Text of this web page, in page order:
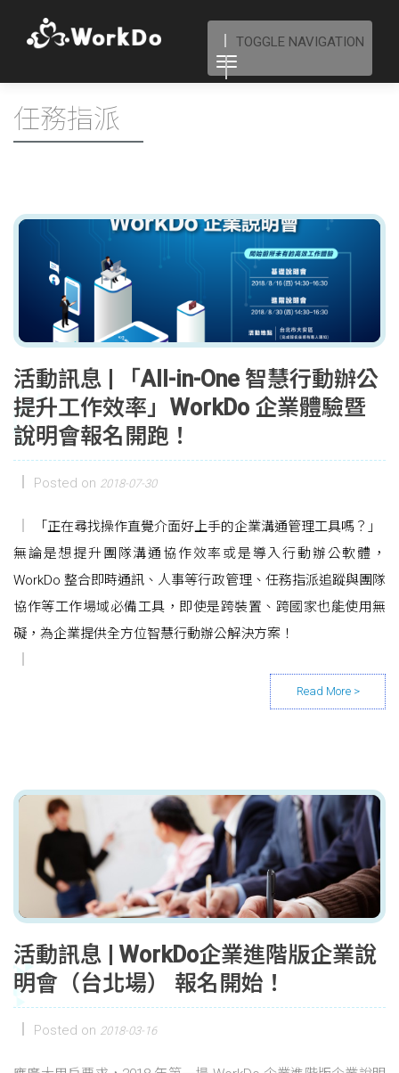
TOGGLE NAVIGATION
任務指派
活動訊息 | 「All-in-One 智慧行動辦公
提升工作效率」WorkDo 企業體驗暨
說明會報名開跑！
Posted on 2018-07-30
「正在尋找操作直覺介面好上手的企業溝通管理工具嗎？」
無論是想提升團隊溝通協作效率或是導入行動辦公軟體，
WorkDo 整合即時通訊、人事等行政管理、任務指派追蹤與團隊
協作等工作場域必備工具，即使是跨裝置、跨國家也能使用無
礙，為企業提供全方位智慧行動辦公解決方案！
活動訊息 | WorkDo企業進階版企業說
明會（台北場） 報名開始！
Posted on 2018-03-16